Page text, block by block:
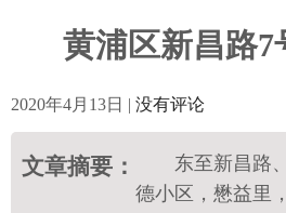
黄浦区新昌路7
2020年4月13日 | 没有评论
文章摘要：
东至新昌路
德小区，懋益里